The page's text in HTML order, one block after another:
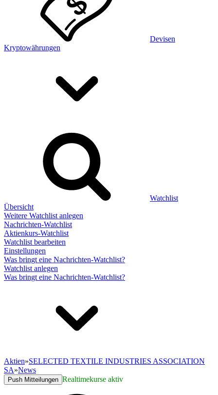
Devisen
Kryptowährungen
Watchlist
Übersicht
Weitere Watchlist anlegen
Nachrichten-Watchlist
Aktienkurs-Watchlist
Watchlist bearbeiten
Einstellungen
Was bringt eine Nachrichten-Watchlist?
Watchlist anlegen
Was bringt eine Nachrichten-Watchlist?
Aktien»SELECTED TEXTILE INDUSTRIES ASSOCIATION
SA»News
Push Mitteilungen Realtimekurse aktiv